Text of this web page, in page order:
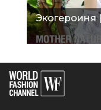
Экогероиня